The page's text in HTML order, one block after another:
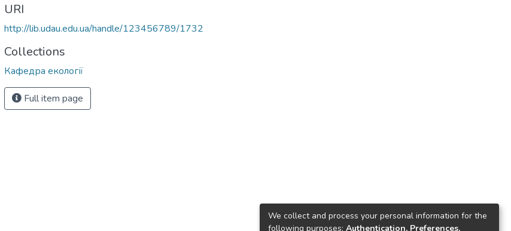
URI
http://lib.udau.edu.ua/handle/123456789/1732
Collections
Кафедра екології
Full item page
We collect and process your personal information for the
following purposes: Authentication, Preferences,